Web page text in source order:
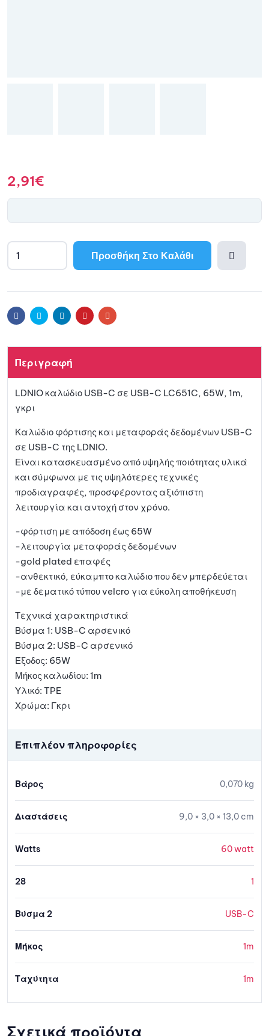
2,91€
Προσθήκη Στο Καλάθι
αγαπη
μένων
l
r
FacebookTwitter LinkedinPinterestEmail
Περιγραφή
LDNIO καλώδιο USB-C σε USB-C LC651C, 65W, 1m,
γκρι
Καλώδιο φόρτισης και μεταφοράς δεδομένων USB-C
σε USB-C της LDNIO.
Είναι κατασκευασμένο από υψηλής ποιότητας υλικά
και σύμφωνα με τις υψηλότερες τεχνικές
προδιαγραφές, προσφέροντας αξιόπιστη
λειτουργία και αντοχή στον χρόνο.
-φόρτιση με απόδοση έως 65W
-λειτουργία μεταφοράς δεδομένων
-gold plated επαφές
-ανθεκτικό, εύκαμπτο καλώδιο που δεν μπερδεύεται
-με δεματικό τύπου velcro για εύκολη αποθήκευση
Τεχνικά χαρακτηριστικά
Βύσμα 1: USB-C αρσενικό
Βύσμα 2: USB-C αρσενικό
Έξοδος: 65W
Μήκος καλωδίου: 1m
Υλικό: TPE
Χρώμα: Γκρι
Επιπλέον πληροφορίες
Βάρος 0,070 kg
Διαστάσεις 9,0 × 3,0 × 13,0 cm
Watts 60 watt
28 1
Βύσμα 2 USB-C
Μήκος 1m
Ταχύτητα 1m
Σχετικά προϊόντα